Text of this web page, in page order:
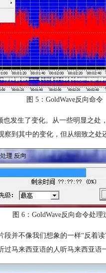
图 5：GoldWave反向命令
发生了变化。从一些明显之
到其中的变化，但从细致之处
图 6：GoldWave反向命令处理
并不像我们想象的一样“反着
马来西亚语的人听马来西亚语